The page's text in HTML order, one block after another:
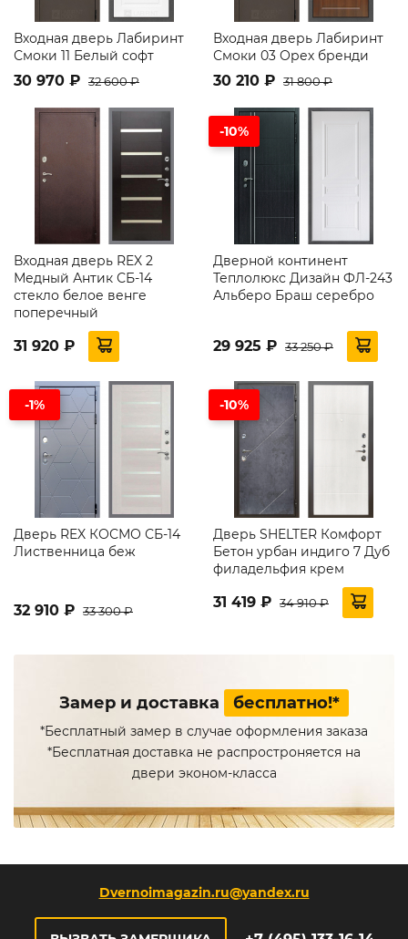
Входная дверь Лабиринт
Смоки 11 Белый софт
30 970 ₽ 32 600 ₽
Входная дверь Лабиринт
Смоки 03 Орех бренди
30 210 ₽ 31 800 ₽
Входная дверь REX 2
Медный Антик СБ-14
стекло белое венге
поперечный
31 920 ₽
-10%
Дверной континент
Теплолюкс Дизайн ФЛ-243
Альберо Браш серебро
29 925 ₽ 33 250 ₽
-1%
Дверь REX КОСМО СБ-14
Лиственница беж
32 910 ₽ 33 300 ₽
-10%
Дверь SHELTER Комфорт
Бетон урбан индиго 7 Дуб
филадельфия крем
31 419 ₽ 34 910 ₽
Замер и доставка бесплатно!*
*Бесплатный замер в случае оформления заказа
*Бесплатная доставка не распростроняется на
двери эконом-класса
Dvernoimagazin.ru@yandex.ru